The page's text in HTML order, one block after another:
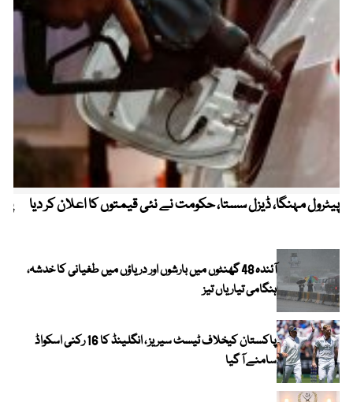
پیٹرول مہنگا، ڈیزل سستا، حکومت نے نئی قیمتوں کا اعلان کر دیا
آئندہ 48 گھنٹوں میں بارشوں اور دریاؤں میں طغیانی کا خدشہ،
ہنگامی تیاریاں تیز
پاکستان کیخلاف ٹیسٹ سیریز ، انگلینڈ کا 16 رکنی اسکواڈ
سامنے آ گیا